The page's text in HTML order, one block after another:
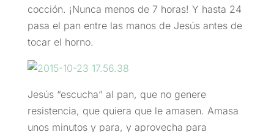
cocción. ¡Nunca menos de 7 horas! Y hasta 24
pasa el pan entre las manos de Jesús antes de
tocar el horno.
Jesús “escucha” al pan, que no genere
resistencia, que quiera que le amasen. Amasa
unos minutos y para, y aprovecha para